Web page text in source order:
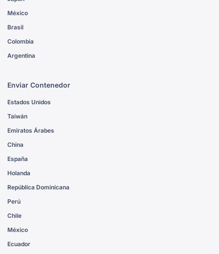
México
Brasil
Colombia
Argentina
Enviar Contenedor
Estados Unidos
Taiwán
Emiratos Árabes
China
España
Holanda
República Dominicana
Perú
Chile
México
Ecuador